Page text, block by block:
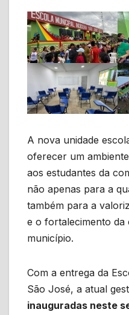
A nova unidade
oferecer um
aos estudantes da
não apenas para a
também para a
e o fortalecimento da
município.
Com a entrega da
São José, a atual
inauguradas neste